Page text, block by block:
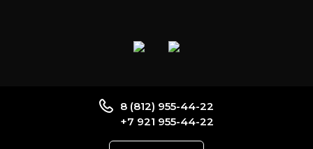
8 (812) 955-44-22
+7 921 955-44-22